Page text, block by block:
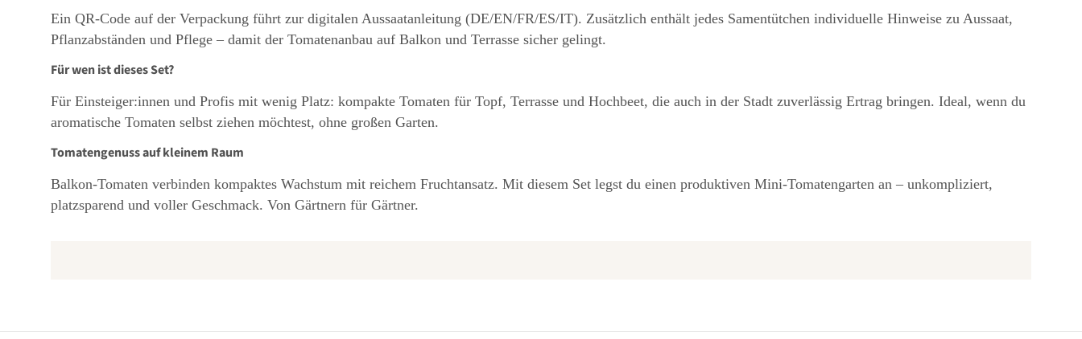
Ein QR-Code auf der Verpackung führt zur digitalen Aussaatanleitung (DE/EN/FR/ES/IT). Zusätzlich enthält jedes Samentütchen individuelle Hinweise zu Aussaat,
Pflanzabständen und Pflege – damit der Tomatenanbau auf Balkon und Terrasse sicher gelingt.
Für wen ist dieses Set?
Für Einsteiger:innen und Profis mit wenig Platz: kompakte Tomaten für Topf, Terrasse und Hochbeet, die auch in der Stadt zuverlässig Ertrag bringen. Ideal, wenn du
aromatische Tomaten selbst ziehen möchtest, ohne großen Garten.
Tomatengenuss auf kleinem Raum
Balkon-Tomaten verbinden kompaktes Wachstum mit reichem Fruchtansatz. Mit diesem Set legst du einen produktiven Mini-Tomatengarten an – unkompliziert,
platzsparend und voller Geschmack. Von Gärtnern für Gärtner.